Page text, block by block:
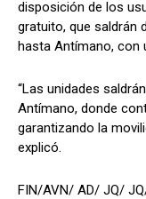
disposición de los
gratuito, que saldrán
hasta Antímano, con
“Las unidades
Antímano, donde
garantizando la
explicó.
FIN/AVN/ AD/ JQ/